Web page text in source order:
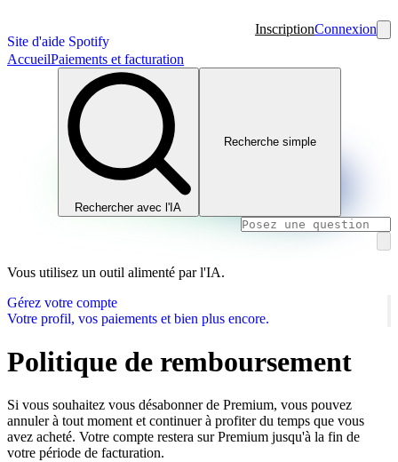
Site d'aide Spotify
InscriptionConnexion
AccueilPaiements et facturation
Rechercher avec l'IA
Recherche simple
Vous utilisez un outil alimenté par l'IA.
Gérez votre compte
Votre profil, vos paiements et bien plus encore.
Politique de remboursement
Si vous souhaitez vous désabonner de Premium, vous pouvez
annuler à tout moment et continuer à profiter du temps que vous
avez acheté. Votre compte restera sur Premium jusqu'à la fin de
votre période de facturation.